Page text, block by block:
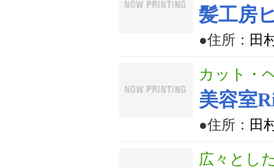
髪工房
●住所： 田
カット・
美容室
●住所： 田
広々とし